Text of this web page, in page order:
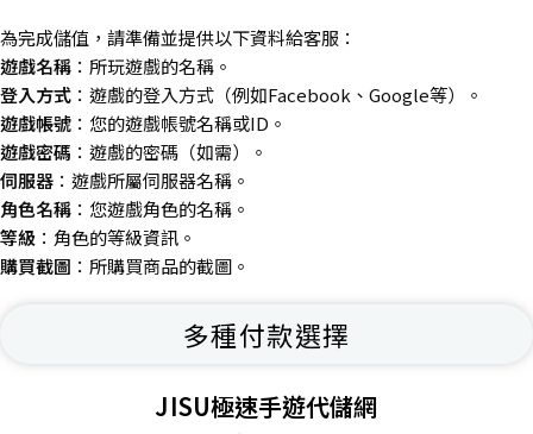
為完成儲值，請準備並提供以下資料給客服：
遊戲名稱 ：所玩遊戲的名稱。
登入方式 ：遊戲的登入方式（例如Facebook、Google等）。
遊戲帳號 ：您的遊戲帳號名稱或ID。
遊戲密碼 ：遊戲的密碼（如需）。
伺服器 ：遊戲所屬伺服器名稱。
角色名稱 ：您遊戲角色的名稱。
等級 ：角色的等級資訊。
購買截圖 ：所購買商品的截圖。
多種付款選擇
JISU極速手遊代儲網